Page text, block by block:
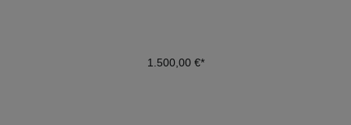
1.500,00 €*
DETAILS